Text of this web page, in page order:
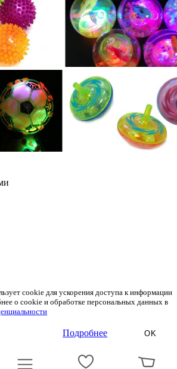
cookie для ускорения доступа к информации
о cookie и обработке персональных данных в
Подробнее OK